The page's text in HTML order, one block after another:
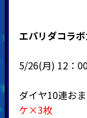
エパリダコラボ
5/26(月) 12：
ダイヤ10連おま
ケ×3枚